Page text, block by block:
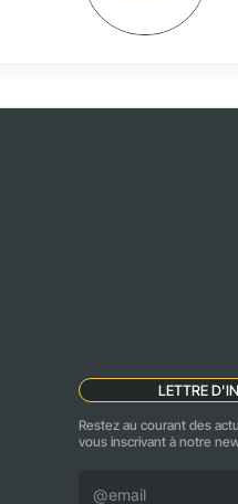
LETTRE
Restez au courant des
vous inscrivant à notre